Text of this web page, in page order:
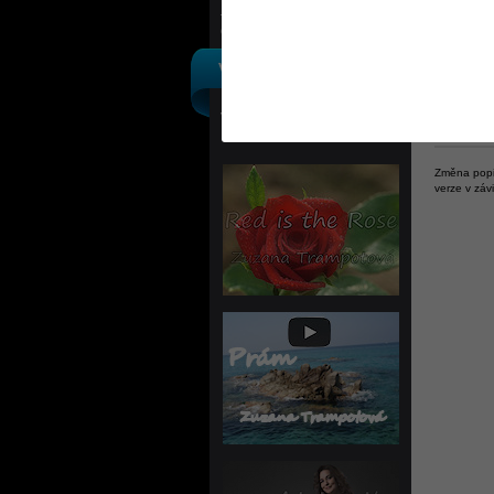
Změna
verze v
Ostatní
VÝROBCI
Výpis podle výrobců